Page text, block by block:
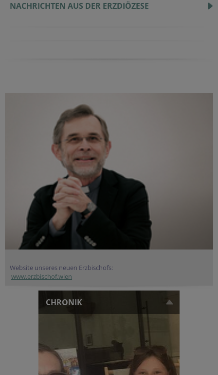
NACHRICHTEN AUS DER ERZDIÖZESE
Website unseres neuen Erzbischofs:
www.erzbischof.wien
CHRONIK